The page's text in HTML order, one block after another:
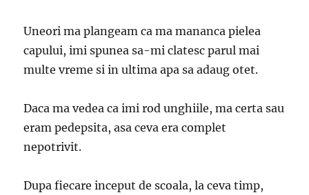
Uneori ma plangeam ca ma mananca pielea
capului, imi spunea sa-mi clatesc parul mai
multe vreme si in ultima apa sa adaug otet.
Daca ma vedea ca imi rod unghiile, ma certa sau
eram pedepsita, asa ceva era complet
nepotrivit.
Dupa fiecare inceput de scoala, la ceva timp,